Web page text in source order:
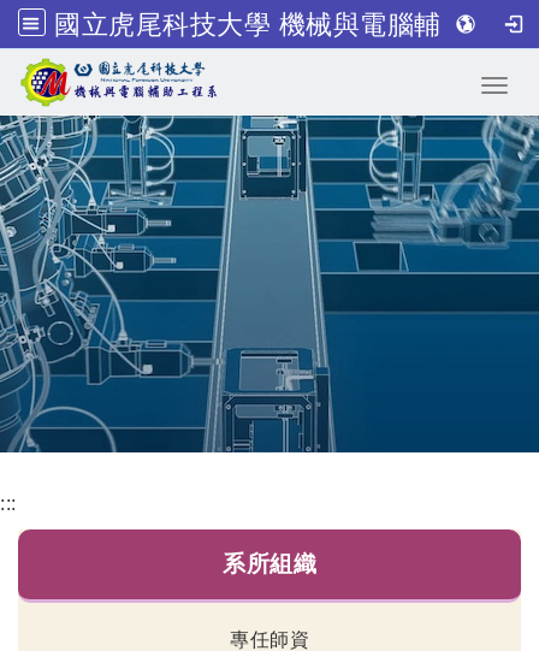
國立虎尾科技大學 機械與電腦輔助工程系
跳到主要內容
:::
系所組織
專任師資